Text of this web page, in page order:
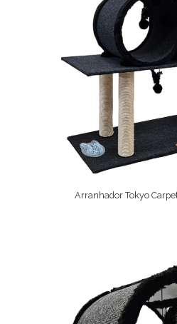
Arranhador Tokyo